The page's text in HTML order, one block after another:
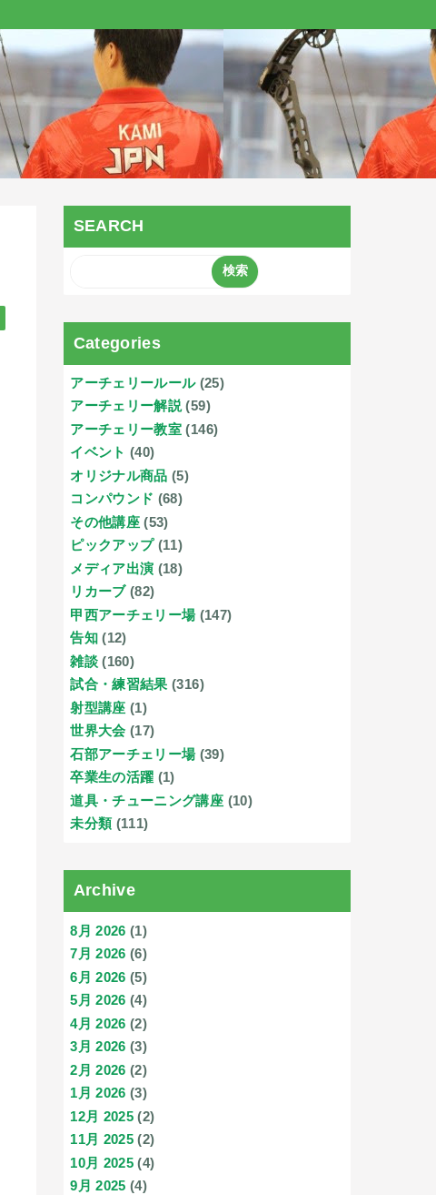
SEARCH
Categories
アーチェリールール (25)
アーチェリー解説 (59)
アーチェリー教室 (146)
イベント (40)
オリジナル商品 (5)
コンパウンド (68)
その他講座 (53)
ピックアップ (11)
メディア出演 (18)
リカーブ (82)
甲西アーチェリー場 (147)
告知 (12)
雑談 (160)
試合・練習結果 (316)
射型講座 (1)
世界大会 (17)
石部アーチェリー場 (39)
卒業生の活躍 (1)
道具・チューニング講座 (10)
未分類 (111)
Archive
8月 2026 (1)
7月 2026 (6)
6月 2026 (5)
5月 2026 (4)
4月 2026 (2)
3月 2026 (3)
2月 2026 (2)
1月 2026 (3)
12月 2025 (2)
11月 2025 (2)
10月 2025 (4)
9月 2025 (4)